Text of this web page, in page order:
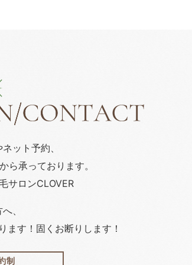
ネット予約、
ら承っております。
サロンCLOVER
、
ます！固くお断りします！
制